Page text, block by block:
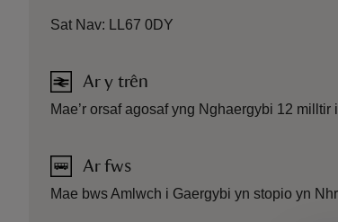
Sat Nav: LL67 0DY
Ar y trên
Mae’r orsaf agosaf yng Nghaergybi 12
Ar fws
Mae bws Amlwch i Gaergybi yn stopio yn